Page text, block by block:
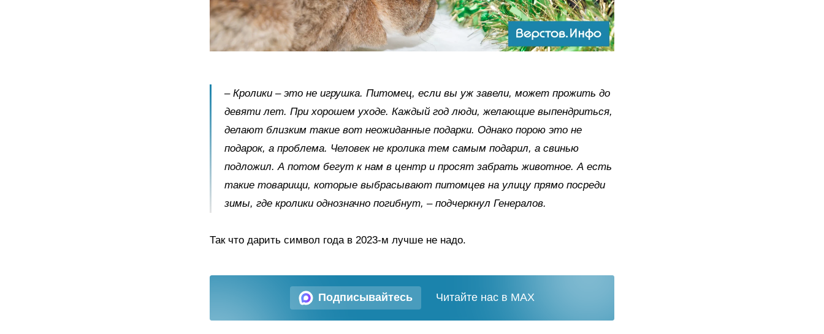
– Кролики – это не игрушка. Питомец, если вы уж завели, может прожить до
девяти лет. При хорошем уходе. Каждый год люди, желающие выпендриться,
делают близким такие вот неожиданные подарки. Однако порою это не
подарок, а проблема. Человек не кролика тем самым подарил, а свинью
подложил. А потом бегут к нам в центр и просят забрать животное. А есть
такие товарищи, которые выбрасывают питомцев на улицу прямо посреди
зимы, где кролики однозначно погибнут, – подчеркнул Генералов.
Так что дарить символ года в 2023-м лучше не надо.
Подписывайтесь Читайте нас в MAX